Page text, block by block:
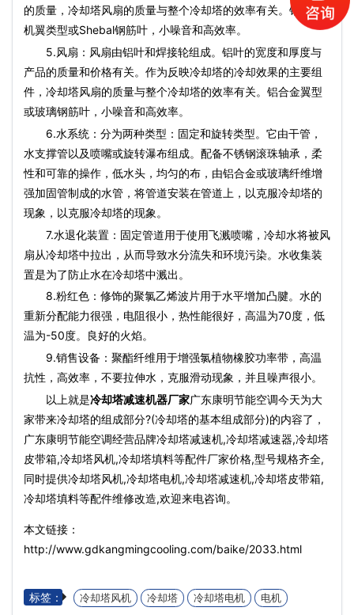
的质量，冷却塔风扇的质量与整个冷却塔的效率有关。铝合金
机翼类型或Shebal钢筋叶，小噪音和高效率。
5.风扇：风扇由铝叶和焊接轮组成。铝叶的宽度和厚度与
产品的质量和价格有关。作为反映冷却塔的冷却效果的主要组
件，冷却塔风扇的质量与整个冷却塔的效率有关。铝合金翼型
或玻璃钢筋叶，小噪音和高效率。
6.水系统：分为两种类型：固定和旋转类型。它由干管，
水支撑管以及喷嘴或旋转瀑布组成。配备不锈钢滚珠轴承，柔
性和可靠的操作，低水头，均匀的布，由铝合金或玻璃纤维增​​
强加固管制成的水管，将管道安装在管道上，以克服冷却塔的
现象，以克服冷却塔的现象。
7.水退化装置：固定管道用于使用飞溅喷嘴，冷却水将被风
扇从冷却塔中拉出，从而导致水分流失和环境污染。水收集装
置是为了防止水在冷却塔中溅出。
8.粉红色：修饰的聚氯乙烯波片用于水平增加凸腱。水的
重新分配能力很强，电阻很小，热性能很好，高温为70度，低
温为-50度。良好的火焰。
9.销售设备：聚酯纤维用于增强氯植物橡胶功率带，高温
抗性，高效率，不要拉伸水，克服滑动现象，并且噪声很小。
以上就是冷却塔减速机器厂家广东康明节能空调今天为大
家带来冷却塔的组成部分?(冷却塔的基本组成部分)的内容了，
广东康明节能空调经营品牌冷却塔减速机,冷却塔减速器,冷却塔
皮带箱,冷却塔风机,冷却塔填料等配件厂家价格,型号规格齐全,
同时提供冷却塔风机,冷却塔电机,冷却塔减速机,冷却塔皮带箱,
冷却塔填料等配件维修改造,欢迎来电咨询。
本文链接：
http://www.gdkangmingcooling.com/baike/2033.html
标签： 冷却塔风机 冷却塔 冷却塔电机 电机